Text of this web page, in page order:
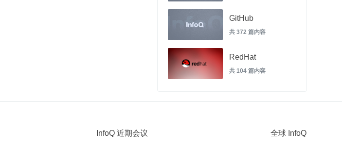
GitHub
共 372 篇内容
RedHat
共 104 篇内容
InfoQ 近期会议 全球 InfoQ